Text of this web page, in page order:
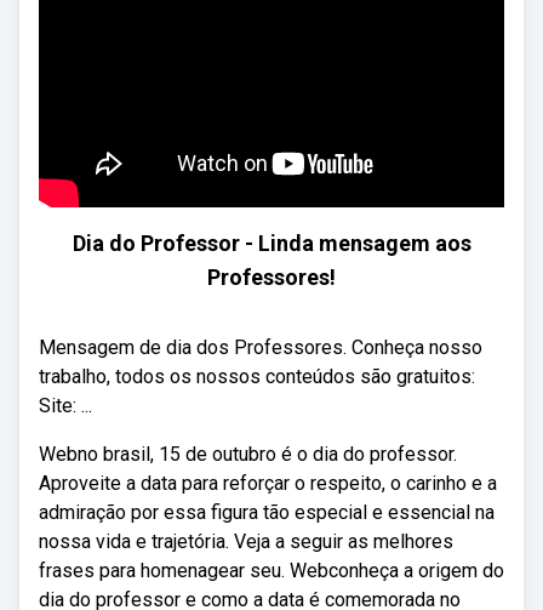
Dia do Professor - Linda mensagem aos
Professores!
Mensagem de dia dos Professores. Conheça nosso
trabalho, todos os nossos conteúdos são gratuitos:
Site: ...
Webno brasil, 15 de outubro é o dia do professor.
Aproveite a data para reforçar o respeito, o carinho e a
admiração por essa figura tão especial e essencial na
nossa vida e trajetória. Veja a seguir as melhores
frases para homenagear seu. Webconheça a origem do
dia do professor e como a data é comemorada no